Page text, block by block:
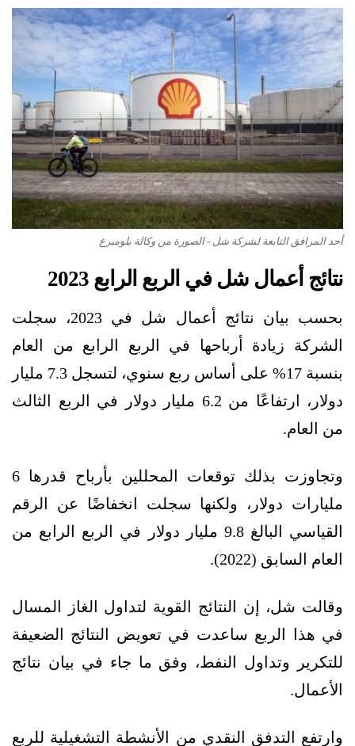
أحد المرافق التابعة لشركة شل - الصورة من وكالة بلومبرغ
نتائج أعمال شل في الربع الرابع 2023
بحسب بيان نتائج أعمال شل في 2023، سجلت
الشركة زيادة أرباحها في الربع الرابع من العام
بنسبة 17% على أساس ربع سنوي، لتسجل 7.3 مليار
دولار، ارتفاعًا من 6.2 مليار دولار في الربع الثالث
من العام.
وتجاوزت بذلك توقعات المحللين بأرباح قدرها 6
مليارات دولار، ولكنها سجلت انخفاضًا عن الرقم
القياسي البالغ 9.8 مليار دولار في الربع الرابع من
العام السابق (2022).
وقالت شل، إن النتائج القوية لتداول الغاز المسال
في هذا الربع ساعدت في تعويض النتائج الضعيفة
للتكرير وتداول النفط، وفق ما جاء في بيان نتائج
الأعمال.
وارتفع التدفق النقدي من الأنشطة التشغيلية للربع